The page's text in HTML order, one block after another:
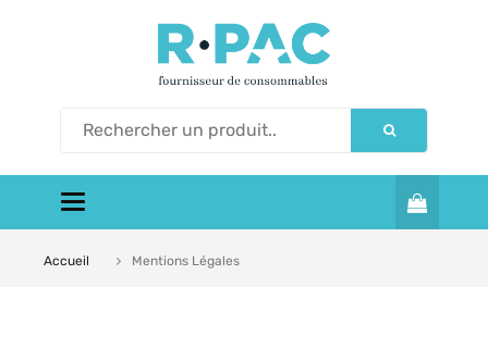
Toggle navigation
Accueil Mentions Légales